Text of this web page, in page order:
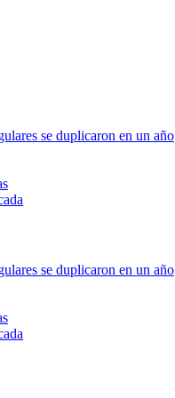
se duplicaron en un año
se duplicaron en un año